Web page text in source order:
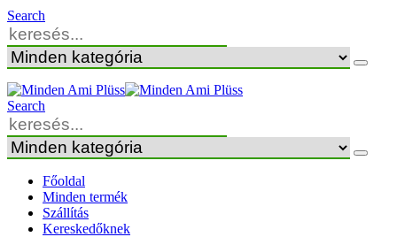
Search
Search
Főoldal
Minden termék
Szállítás
Kereskedőknek